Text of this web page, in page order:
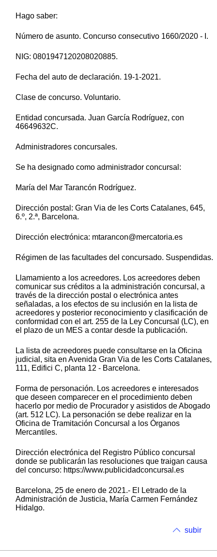
Hago saber:
Número de asunto. Concurso consecutivo 1660/2020 - I.
NIG: 0801947120208020885.
Fecha del auto de declaración. 19-1-2021.
Clase de concurso. Voluntario.
Entidad concursada. Juan García Rodríguez, con
46649632C.
Administradores concursales.
Se ha designado como administrador concursal:
María del Mar Tarancón Rodríguez.
Dirección postal: Gran Via de les Corts Catalanes, 645,
6.º, 2.ª, Barcelona.
Dirección electrónica: mtarancon@mercatoria.es
Régimen de las facultades del concursado. Suspendidas.
Llamamiento a los acreedores. Los acreedores deben
comunicar sus créditos a la administración concursal, a
través de la dirección postal o electrónica antes
señaladas, a los efectos de su inclusión en la lista de
acreedores y posterior reconocimiento y clasificación de
conformidad con el art. 255 de la Ley Concursal (LC), en
el plazo de un MES a contar desde la publicación.
La lista de acreedores puede consultarse en la Oficina
judicial, sita en Avenida Gran Via de les Corts Catalanes,
111, Edifici C, planta 12 - Barcelona.
Forma de personación. Los acreedores e interesados
que deseen comparecer en el procedimiento deben
hacerlo por medio de Procurador y asistidos de Abogado
(art. 512 LC). La personación se debe realizar en la
Oficina de Tramitación Concursal a los Órganos
Mercantiles.
Dirección electrónica del Registro Público concursal
donde se publicarán las resoluciones que traigan causa
del concurso: https://www.publicidadconcursal.es
Barcelona, 25 de enero de 2021.- El Letrado de la
Administración de Justicia, María Carmen Fernández
Hidalgo.
subir